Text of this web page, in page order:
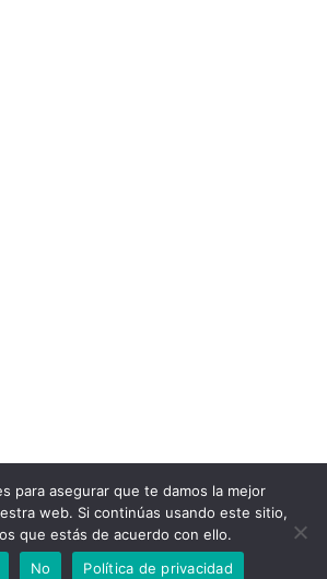
(2013- 2030). All Rights Reserved.
para asegurar que te damos la mejor
web. Si continúas usando este sitio,
que estás de acuerdo con ello.
No Política de privacidad